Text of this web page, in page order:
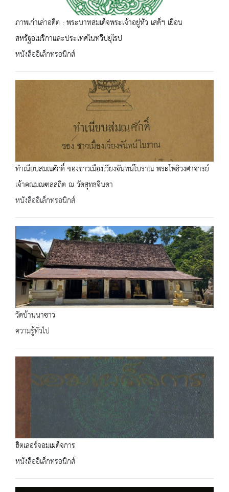
ภาพเก่าเล่าอดีต : พระบาทสมเด็จพระเจ้าอยู่หัว เสด็ฯ เยือน
สหรัฐอเมริกาและประเทศในทวีปยุโรป
หนังสืออิเล็กทรอนิกส์
ทำเนียบสมณศักดิ์ ของชาวเมืองเวียงจันทน์โบราณ พระโพธิวงศาจารย์
เจ้าคณมณฑลสถิต ณ วัดสุทธจินดา
หนังสืออิเล็กทรอนิกส์
วัดบ้านนาซาว
ความรู้ทั่วไป
ฮิตเลอร์จอมเผด็จการ
หนังสืออิเล็กทรอนิกส์